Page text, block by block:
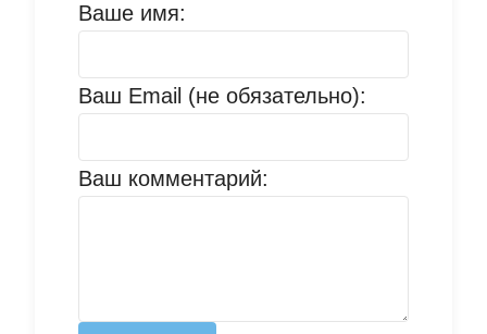
Ваше имя:
Ваш Email (не обязательно):
Ваш комментарий: